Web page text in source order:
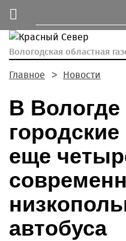
Вологодская областная
Главное Новости
В Вологде
еще
автобуса